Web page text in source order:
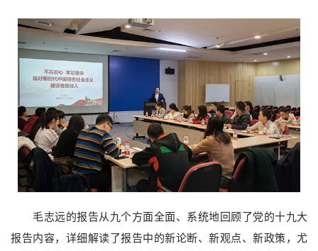
毛志远的报告从九个方面全面、系统地回顾了党的十九大
报告内容，详细解读了报告中的新论断、新观点、新政策，尤